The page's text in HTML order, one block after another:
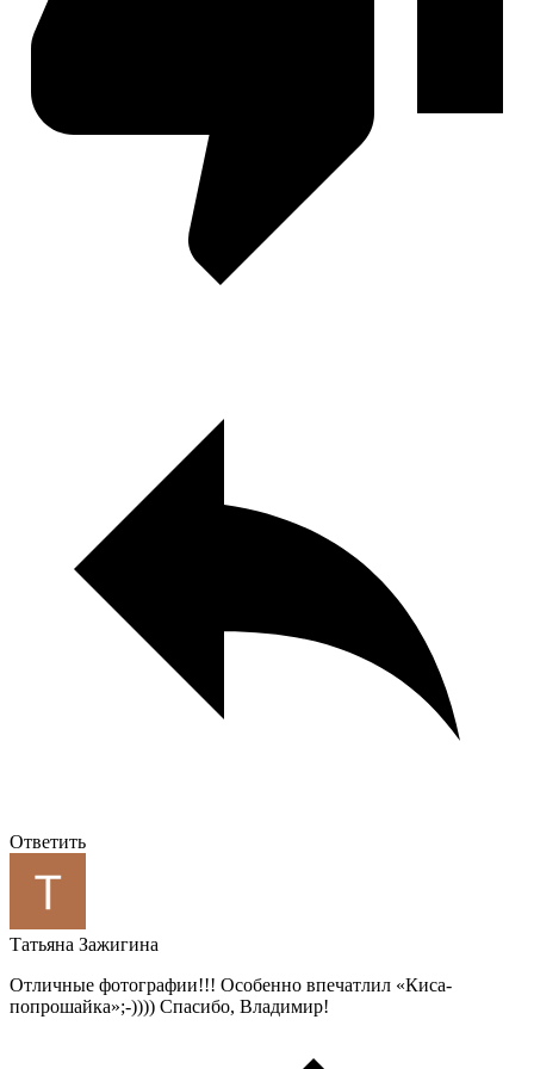
Ответить
Татьяна Зажигина
Отличные фотографии!!! Особенно впечатлил «Киса-
попрошайка»;-)))) Спасибо, Владимир!